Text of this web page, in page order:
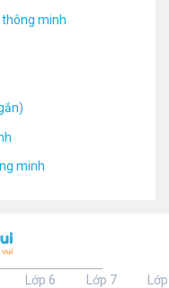
thông minh
minh
Lớp 6 Lớp 7
Lớp